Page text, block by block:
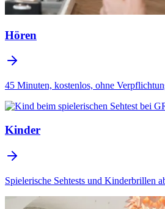
Hören
45 Minuten, kostenlos, ohne
Kinder
Spielerische Sehtests und Kinderbrillen